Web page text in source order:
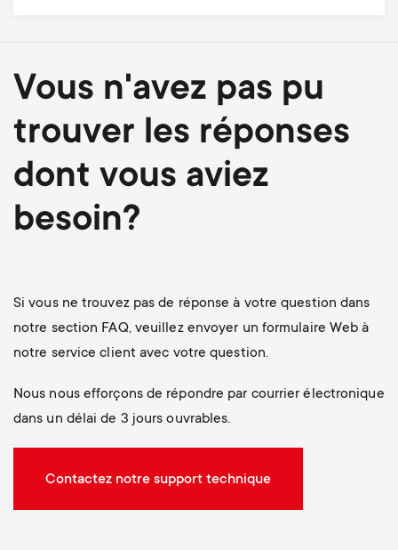
Vous n'avez pas pu
trouver les réponses
dont vous aviez
besoin?
Si vous ne trouvez pas de réponse à votre question dans
notre section FAQ, veuillez envoyer un formulaire Web à
notre service client avec votre question.
Nous nous efforçons de répondre par courrier électronique
dans un délai de 3 jours ouvrables.
Contactez notre support technique